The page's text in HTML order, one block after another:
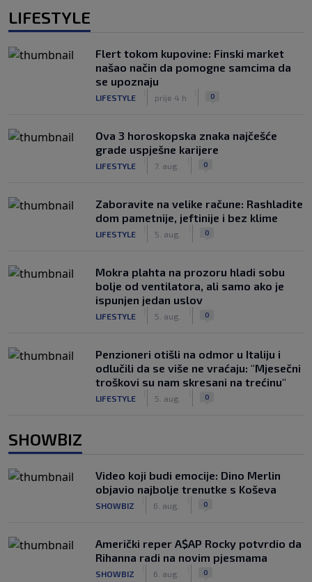
LIFESTYLE
Flert tokom kupovine: Finski market
našao način da pomogne samcima da
se upoznaju
LIFESTYLE prije 4 h 0
Ova 3 horoskopska znaka najčešće
grade uspješne karijere
LIFESTYLE 7. aug. 0
Zaboravite na velike račune: Rashladite
dom pametnije, jeftinije i bez klime
LIFESTYLE 5. aug. 0
Mokra plahta na prozoru hladi sobu
bolje od ventilatora, ali samo ako je
ispunjen jedan uslov
LIFESTYLE 5. aug. 0
Penzioneri otišli na odmor u Italiju i
odlučili da se više ne vraćaju: "Mjesečni
troškovi su nam skresani na trećinu"
LIFESTYLE 5. aug. 0
SHOWBIZ
Video koji budi emocije: Dino Merlin
objavio najbolje trenutke s Koševa
SHOWBIZ 6. aug. 0
Američki reper A$AP Rocky potvrdio da
Rihanna radi na novim pjesmama
SHOWBIZ 6. aug. 0